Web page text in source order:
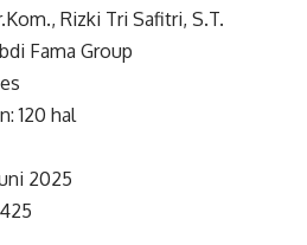
Rizki Tri Safitri, S.T.
Fama Group
120 hal
2025